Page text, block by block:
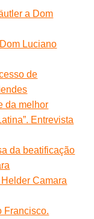
a Dom
Luciano
de
da melhor
Entrevista
da beatificação
Camara
Francisco.